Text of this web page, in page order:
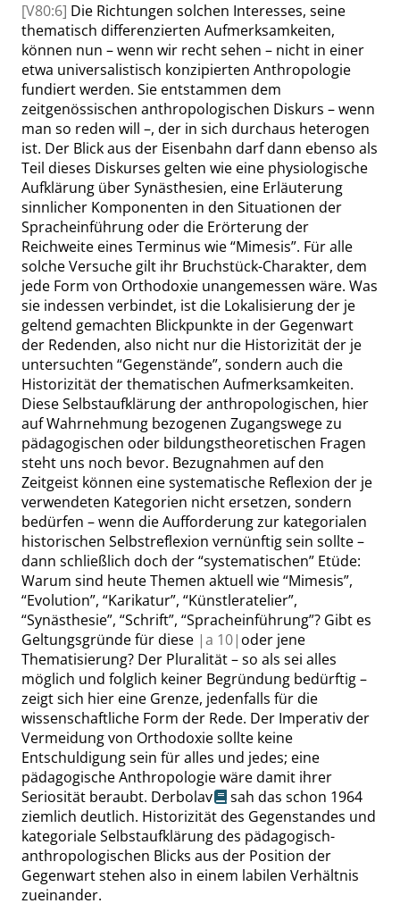
[V80:6] Die Richtungen solchen Interesses, seine
thematisch differenzierten Aufmerksamkeiten,
können nun – wenn wir recht sehen – nicht in einer
etwa universalistisch konzipierten Anthropologie
fundiert werden. Sie entstammen dem
zeitgenössischen anthropologischen Diskurs – wenn
man so reden will –, der in sich durchaus heterogen
ist. Der Blick aus der Eisenbahn darf dann ebenso als
Teil dieses Diskurses gelten wie eine physiologische
Aufklärung über Synästhesien, eine Erläuterung
sinnlicher Komponenten in den Situationen der
Spracheinführung oder die Erörterung der
Reichweite eines Terminus wie“Mimesis”. Für alle
solche Versuche gilt ihr Bruchstück-Charakter, dem
jede Form von Orthodoxie unangemessen wäre. Was
sie indessen verbindet, ist die Lokalisierung der je
geltend gemachten Blickpunkte in der Gegenwart
der Redenden, also nicht nur die Historizität der je
untersuchten “Gegenstände”, sondern auch die
Historizität der thematischen Aufmerksamkeiten.
Diese Selbstaufklärung der anthropologischen, hier
auf Wahrnehmung bezogenen Zugangswege zu
pädagogischen oder bildungstheoretischen Fragen
steht uns noch bevor. Bezugnahmen auf den
Zeitgeist können eine systematische Reflexion der je
verwendeten Kategorien nicht ersetzen, sondern
bedürfen – wenn die Aufforderung zur kategorialen
historischen Selbstreflexion vernünftig sein sollte –
dann schließlich doch der“systematischen” Etüde:
Warum sind heute Themen aktuell wie“Mimesis”,
“Evolution”, “Karikatur”, “Künstleratelier”,
“Synästhesie”, “Schrift”, “Spracheinführung”? Gibt es
Geltungsgründe für diese |a 10| oder jene
Thematisierung? Der Pluralität – so als sei alles
möglich und folglich keiner Begründung bedürftig –
zeigt sich hier eine Grenze, jedenfalls für die
wissenschaftliche Form der Rede. Der Imperativ der
Vermeidung von Orthodoxie sollte keine
Entschuldigung sein für alles und jedes; eine
pädagogische Anthropologie wäre damit ihrer
Seriosität beraubt. Derbolav
sah das schon 1964
ziemlich deutlich. Historizität des Gegenstandes und
kategoriale Selbstaufklärung des pädagogisch-
anthropologischen Blicks aus der Position der
Gegenwart stehen also in einem labilen Verhältnis
zueinander.